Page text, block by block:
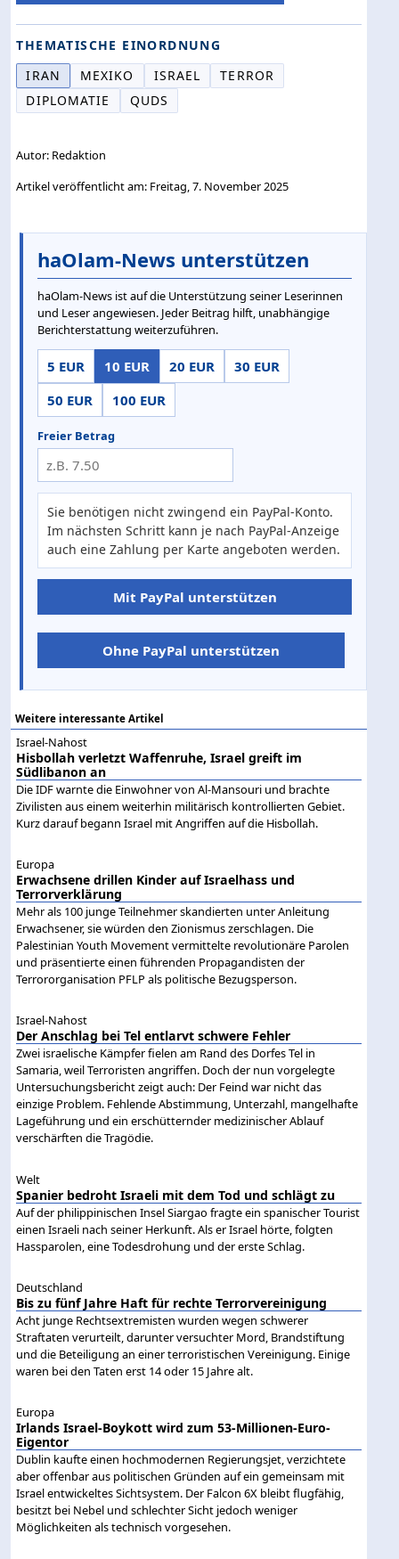
THEMATISCHE EINORDNUNG
IRAN
MEXIKO ISRAEL
TERROR
DIPLOMATIE
QUDS
Autor: Redaktion
Artikel veröffentlicht am: Freitag, 7. November 2025
haOlam-News unterstützen
haOlam-News ist auf die Unterstützung seiner Leserinnen
und Leser angewiesen. Jeder Beitrag hilft, unabhängige
Berichterstattung weiterzuführen.
5 EUR 10 EUR 20 EUR
30 EUR
50 EUR
100 EUR
Freier Betrag
Sie benötigen nicht zwingend ein PayPal-Konto.
Im nächsten Schritt kann je nach PayPal-Anzeige
auch eine Zahlung per Karte angeboten werden.
Mit PayPal unterstützen
Ohne PayPal unterstützen
Weitere interessante Artikel
Israel-Nahost
Hisbollah verletzt Waffenruhe, Israel greift im
Südlibanon an
Die IDF warnte die Einwohner von Al-Mansouri und brachte
Zivilisten aus einem weiterhin militärisch kontrollierten Gebiet.
Kurz darauf begann Israel mit Angriffen auf die Hisbollah.
Europa
Erwachsene drillen Kinder auf Israelhass und
Terrorverklärung
Mehr als 100 junge Teilnehmer skandierten unter Anleitung
Erwachsener, sie würden den Zionismus zerschlagen. Die
Palestinian Youth Movement vermittelte revolutionäre Parolen
und präsentierte einen führenden Propagandisten der
Terrororganisation PFLP als politische Bezugsperson.
Israel-Nahost
Der Anschlag bei Tel entlarvt schwere Fehler
Zwei israelische Kämpfer fielen am Rand des Dorfes Tel in
Samaria, weil Terroristen angriffen. Doch der nun vorgelegte
Untersuchungsbericht zeigt auch: Der Feind war nicht das
einzige Problem. Fehlende Abstimmung, Unterzahl, mangelhafte
Lageführung und ein erschütternder medizinischer Ablauf
verschärften die Tragödie.
Welt
Spanier bedroht Israeli mit dem Tod und schlägt zu
Auf der philippinischen Insel Siargao fragte ein spanischer Tourist
einen Israeli nach seiner Herkunft. Als er Israel hörte, folgten
Hassparolen, eine Todesdrohung und der erste Schlag.
Deutschland
Bis zu fünf Jahre Haft für rechte Terrorvereinigung
Acht junge Rechtsextremisten wurden wegen schwerer
Straftaten verurteilt, darunter versuchter Mord, Brandstiftung
und die Beteiligung an einer terroristischen Vereinigung. Einige
waren bei den Taten erst 14 oder 15 Jahre alt.
Europa
Irlands Israel-Boykott wird zum 53-Millionen-Euro-
Eigentor
Dublin kaufte einen hochmodernen Regierungsjet, verzichtete
aber offenbar aus politischen Gründen auf ein gemeinsam mit
Israel entwickeltes Sichtsystem. Der Falcon 6X bleibt flugfähig,
besitzt bei Nebel und schlechter Sicht jedoch weniger
Möglichkeiten als technisch vorgesehen.